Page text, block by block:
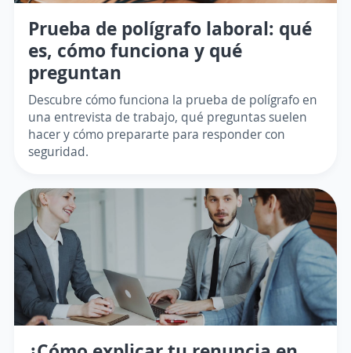
Prueba de polígrafo laboral: qué
es, cómo funciona y qué
preguntan
Descubre cómo funciona la prueba de polígrafo en
una entrevista de trabajo, qué preguntas suelen
hacer y cómo prepararte para responder con
seguridad.